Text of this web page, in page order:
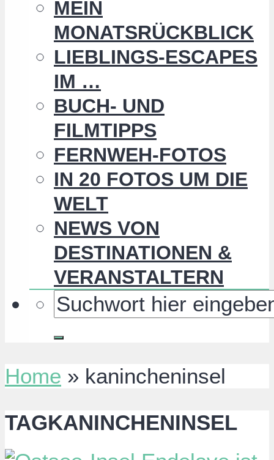
MEIN
MONATSRÜCKBLICK
LIEBLINGS-ESCAPES
IM …
BUCH- UND
FILMTIPPS
FERNWEH-FOTOS
IN 20 FOTOS UM DIE
WELT
NEWS VON
DESTINATIONEN &
VERANSTALTERN
Home » kanincheninsel
TAGKANINCHENINSEL